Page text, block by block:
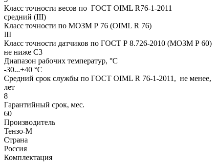
Класс точности весов по ГОСТ OIML R76-1-2011
средний (III)
Класс точности по МОЗМ Р 76 (OIML R 76)
III
Класс точности датчиков по ГОСТ Р 8.726-2010 (МОЗМ Р 60)
не ниже С3
Диапазон рабочих температур, °С
-30...+40 °С
Средний срок службы по ГОСТ OIML R 76-1-2011, не менее,
лет
8
Гарантийный срок, мес.
60
Производитель
Тензо-М
Страна
Россия
Комплектация